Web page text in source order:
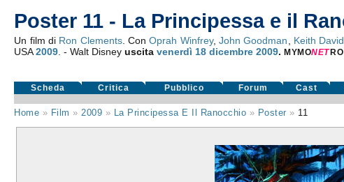
Poster 11 - La Principessa e il
Un film di Ron Clements. ConOprah Winfrey,John Goodman Keith David
USA2009 . - Walt Disneyuscitavenerdì 18 dicembre 2009.MYMONET RO
Scheda Critica Pubblico Forum Cast
Home » Film » 2009 » La Principessa E Il Ranocchio » Poster » 11